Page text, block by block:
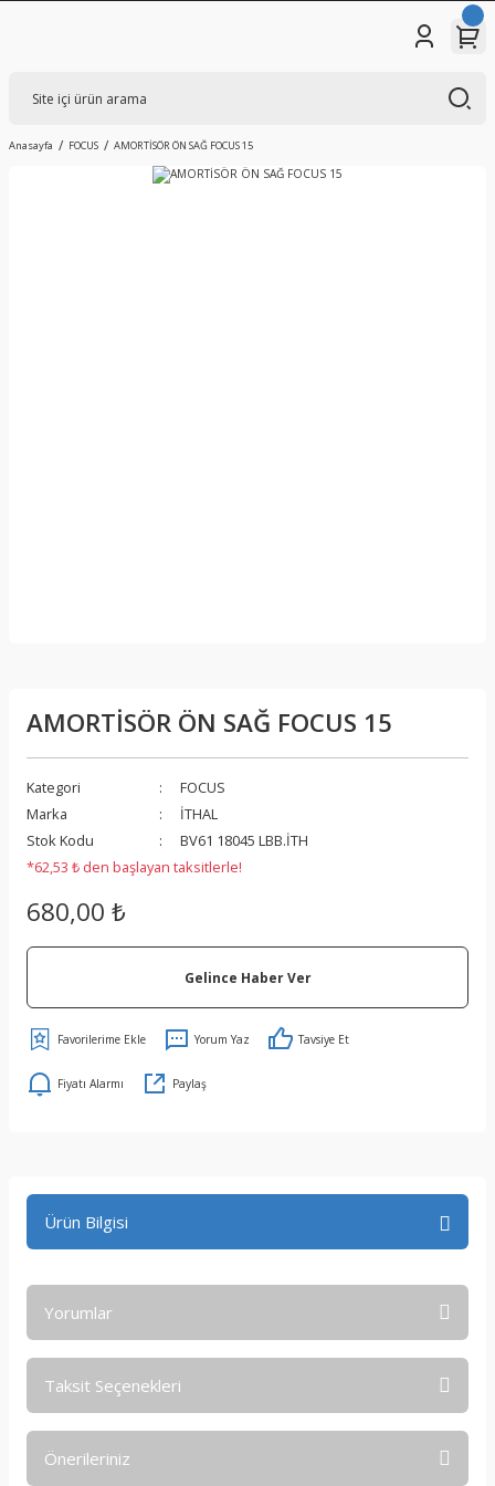
Anasayfa FOCUS AMORTİSÖR ÖN SAĞ FOCUS 15
AMORTİSÖR ÖN SAĞ FOCUS 15
Kategori
FOCUS
Marka
İTHAL
Stok Kodu
BV61 18045 LBB.İTH
*62,53 ₺ den başlayan taksitlerle!
680,00 ₺
Gelince Haber Ver
Yorum Yaz Tavsiye Et
Fiyatı Alarmı Paylaş
Ürün Bilgisi
Yorumlar
Taksit Seçenekleri
Önerileriniz